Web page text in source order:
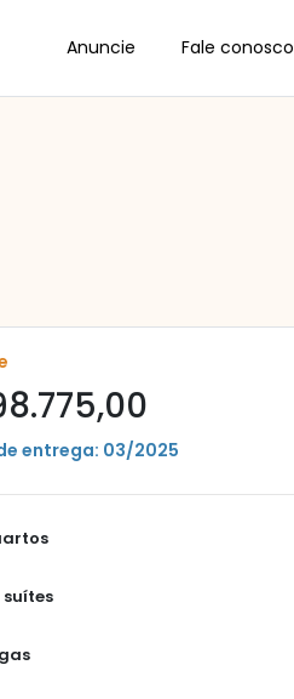
Anuncie Fale conosco
entrega: 03/2025
suítes